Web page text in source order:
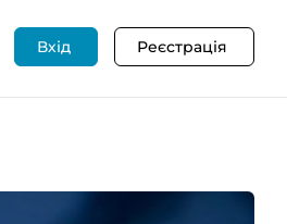
Вхід Реєстрація